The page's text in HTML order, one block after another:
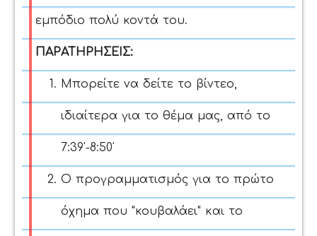
εμπόδιο πολύ κοντά του.
ΠΑΡΑΤΗΡΗΣΕΙΣ:
Μπορείτε να δείτε το βίντεο,
ιδιαίτερα για το θέμα μας, από το
7:39'-8:50'
Ο προγραμματισμός για το πρώτο
όχημα που "κουβαλάει" και το